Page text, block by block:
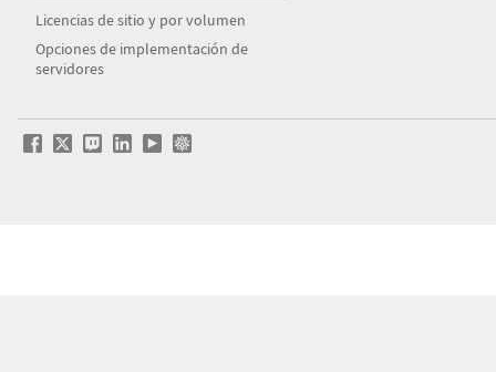
Licencias de sitio y por volumen
Opciones de implementación de
servidores